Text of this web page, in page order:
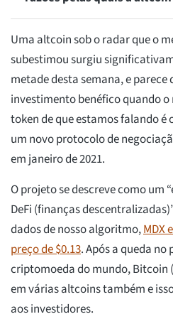
Uma altcoin sob o radar que o
subestimou surgiu
metade desta semana, e parece
investimento benéfico quando
token de que estamos falando é
um novo protocolo de
em janeiro de 2021.
O projeto se descreve como um
DeFi (finanças
dados de nosso algoritmo,MDX
preço de $0.13. Após a queda
criptomoeda do mundo, Bitcoin
em várias altcoins também e
aos investidores.